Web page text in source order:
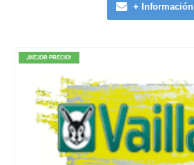
+ Información
¡MEJOR PRECIO!